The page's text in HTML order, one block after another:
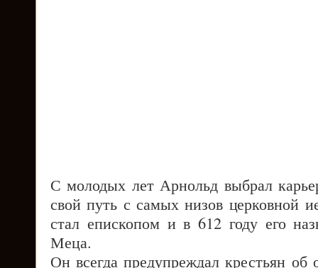
С молодых лет Арнольд выбрал
свой путь с самых низов церковной
стал епископом и в 612 году его
Меца.
Он всегда предупреждал крестьян об